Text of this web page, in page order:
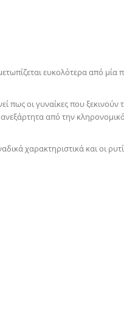
ευκολότερα από μία
πως οι γυναίκες που ξεκινούν
ανεξάρτητα από την
χαρακτηριστικά και οι